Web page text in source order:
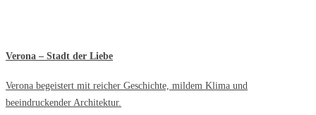
Verona – Stadt der Liebe
Verona begeistert mit reicher Geschichte, mildem Klima und
beeindruckender Architektur.